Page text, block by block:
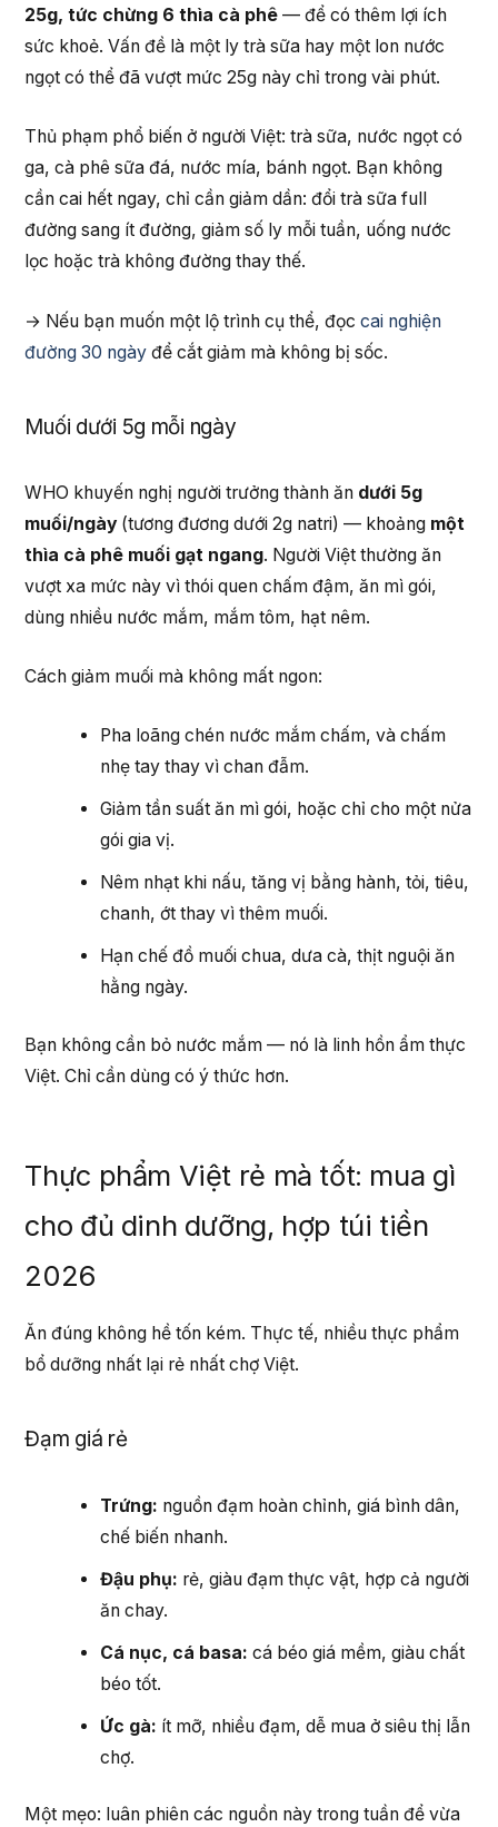
25g, tức chừng 6 thìa cà phê — để có thêm lợi ích
sức khoẻ. Vấn đề là một ly trà sữa hay một lon nước
ngọt có thể đã vượt mức 25g này chỉ trong vài phút.
Thủ phạm phổ biến ở người Việt: trà sữa, nước ngọt có
ga, cà phê sữa đá, nước mía, bánh ngọt. Bạn không
cần cai hết ngay, chỉ cần giảm dần: đổi trà sữa full
đường sang ít đường, giảm số ly mỗi tuần, uống nước
lọc hoặc trà không đường thay thế.
→ Nếu bạn muốn một lộ trình cụ thể, đọccai nghiện
đường 30 ngày để cắt giảm mà không bị sốc.
Muối dưới 5g mỗi ngày
WHO khuyến nghị người trưởng thành ăn dưới 5g
muối/ngày (tương đương dưới 2g natri) — khoảng một
thìa cà phê muối gạt ngang. Người Việt thường ăn
vượt xa mức này vì thói quen chấm đậm, ăn mì gói,
dùng nhiều nước mắm, mắm tôm, hạt nêm.
Cách giảm muối mà không mất ngon:
Pha loãng chén nước mắm chấm, và chấm
nhẹ tay thay vì chan đẫm.
Giảm tần suất ăn mì gói, hoặc chỉ cho một nửa
gói gia vị.
Nêm nhạt khi nấu, tăng vị bằng hành, tỏi, tiêu,
chanh, ớt thay vì thêm muối.
Hạn chế đồ muối chua, dưa cà, thịt nguội ăn
hằng ngày.
Bạn không cần bỏ nước mắm — nó là linh hồn ẩm thực
Việt. Chỉ cần dùng có ý thức hơn.
Thực phẩm Việt rẻ mà tốt: mua gì
cho đủ dinh dưỡng, hợp túi tiền
2026
Ăn đúng không hề tốn kém. Thực tế, nhiều thực phẩm
bổ dưỡng nhất lại rẻ nhất chợ Việt.
Đạm giá rẻ
Trứng: nguồn đạm hoàn chỉnh, giá bình dân,
chế biến nhanh.
Đậu phụ: rẻ, giàu đạm thực vật, hợp cả người
ăn chay.
Cá nục, cá basa: cá béo giá mềm, giàu chất
béo tốt.
Ức gà: ít mỡ, nhiều đạm, dễ mua ở siêu thị lẫn
chợ.
Một mẹo: luân phiên các nguồn này trong tuần để vừa